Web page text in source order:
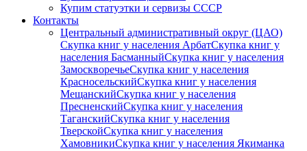
Купим статуэтки и сервизы СССР
Контакты
Центральный административный округ (ЦАО)
Скупка книг у населения АрбатСкупка книг у
населения БасманныйСкупка книг у населения
ЗамоскворечьеСкупка книг у населения
КрасносельскийСкупка книг у населения
МещанскийСкупка книг у населения
ПресненскийСкупка книг у населения
ТаганскийСкупка книг у населения
ТверскойСкупка книг у населения
ХамовникиСкупка книг у населения Якиманка